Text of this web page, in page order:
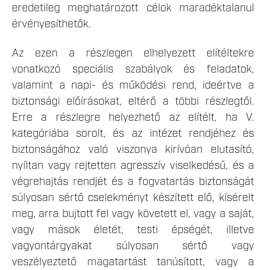
eredetileg meghatározott célok maradéktalanul
érvényesíthetők.
Az ezen a részlegen elhelyezett elítéltekre
vonatkozó speciális szabályok és feladatok,
valamint a napi- és működési rend, ideértve a
biztonsági előírásokat, eltérő a többi részlegtől.
Erre a részlegre helyezhető az elítélt, ha V.
kategóriába sorolt, és az intézet rendjéhez és
biztonságához való viszonya kirívóan elutasító,
nyíltan vagy rejtetten agresszív viselkedésű, és a
végrehajtás rendjét és a fogvatartás biztonságát
súlyosan sértő cselekményt készített elő, kísérelt
meg, arra bujtott fel vagy követett el, vagy a saját,
vagy mások életét, testi épségét, illetve
vagyontárgyakat súlyosan sértő vagy
veszélyeztető magatartást tanúsított, vagy a